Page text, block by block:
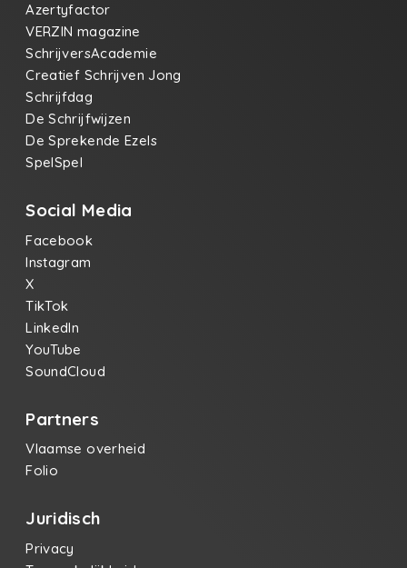
Azertyfactor
VERZIN magazine
SchrijversAcademie
Creatief Schrijven Jong
Schrijfdag
De Schrijfwijzen
De Sprekende Ezels
SpelSpel
Social Media
Facebook
Instagram
X
TikTok
LinkedIn
YouTube
SoundCloud
Partners
Vlaamse overheid
Folio
Juridisch
Privacy